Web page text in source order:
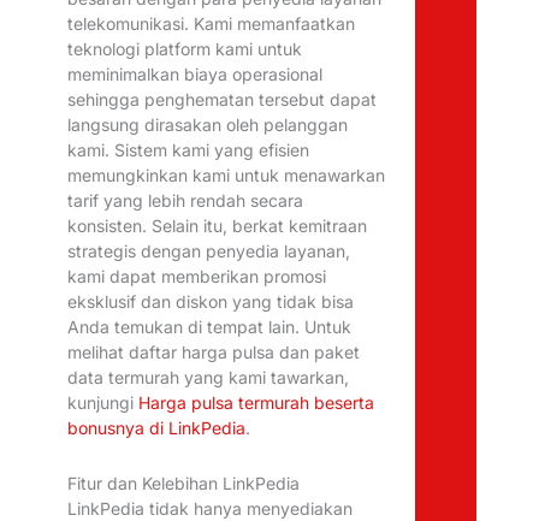
telekomunikasi. Kami memanfaatkan
teknologi platform kami untuk
meminimalkan biaya operasional
sehingga penghematan tersebut dapat
langsung dirasakan oleh pelanggan
kami. Sistem kami yang efisien
memungkinkan kami untuk menawarkan
tarif yang lebih rendah secara
konsisten. Selain itu, berkat kemitraan
strategis dengan penyedia layanan,
kami dapat memberikan promosi
eksklusif dan diskon yang tidak bisa
Anda temukan di tempat lain. Untuk
melihat daftar harga pulsa dan paket
data termurah yang kami tawarkan,
kunjungi Harga pulsa termurah beserta
bonusnya di LinkPedia.
Fitur dan Kelebihan LinkPedia
LinkPedia tidak hanya menyediakan